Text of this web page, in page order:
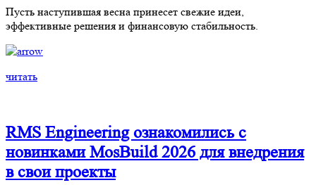
Пусть наступившая весна принесет свежие идеи,
эффективные решения и финансовую стабильность.
читать
RMS Engineering ознакомились с
новинками MosBuild 2026 для внедрения
в свои проекты